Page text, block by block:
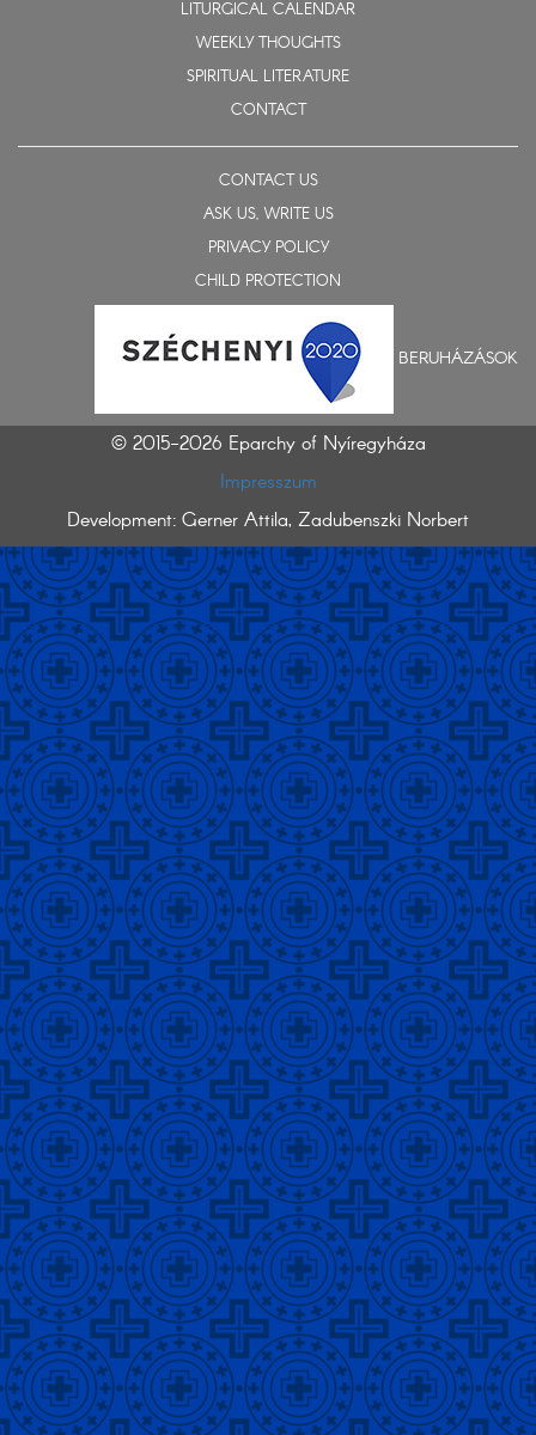
LITURGICAL CALENDAR
WEEKLY THOUGHTS
SPIRITUAL LITERATURE
CONTACT
CONTACT US
ASK US, WRITE US
PRIVACY POLICY
CHILD PROTECTION
BERUHÁZÁSOK
© 2015-2026 Eparchy of Nyíregyháza
Impresszum
Development: Gerner Attila, Zadubenszki Norbert